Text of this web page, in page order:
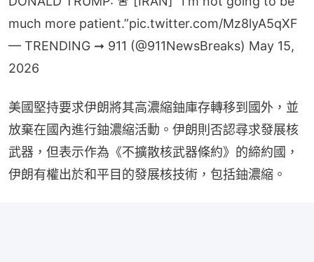
much more patient.”pic.twitter.com/Mz8lyA5qXF
— TRENDING ➞ 911 (@911NewsBreaks) May 15,
2026
美國堅持要求伊朗將其高濃縮鈾庫存轉移到國外，並
放棄在國內進行鈾濃縮活動。伊朗則否認尋求發展核
武器，但表示作為《不擴散核武器條約》的締約國，
伊朗有權出於和平目的發展核技術，包括鈾濃縮。